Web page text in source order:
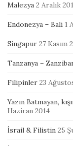
Malezya 2 Aralık
Endonezya – Bali 1
Singapur 27 Kasım
Tanzanya –
Filipinler 23
Yazın Batmayan,
Haziran 2014
İsrail & Filistin 25